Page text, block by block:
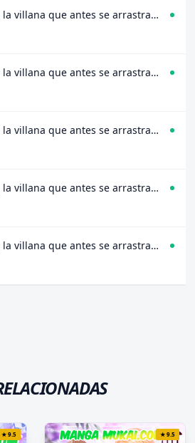
Tras el divorcio, la villana que antes se arrastraba ahora es perseguida con locura por su ex y el príncipe heredero Capitulo 5
Tras el divorcio, la villana que antes se arrastraba ahora es perseguida con locura por su ex y el príncipe heredero Capitulo 4
Tras el divorcio, la villana que antes se arrastraba ahora es perseguida con locura por su ex y el príncipe heredero Capitulo 3
Tras el divorcio, la villana que antes se arrastraba ahora es perseguida con locura por su ex y el príncipe heredero Capitulo 2
Tras el divorcio, la villana que antes se arrastraba ahora es perseguida con locura por su ex y el príncipe heredero Capitulo 1
★9.5 ★9.5